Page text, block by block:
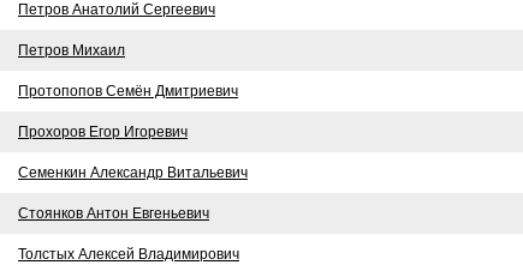
Петров Анатолий Сергеевич
Петров Михаил
Протопопов Семён Дмитриевич
Прохоров Егор Игоревич
Семенкин Александр Витальевич
Стоянков Антон Евгеньевич
Толстых Алексей Владимирович